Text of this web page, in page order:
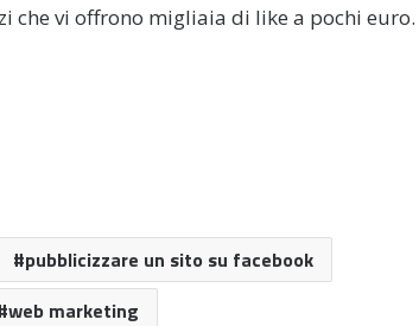
che vi offrono migliaia di like a pochi euro.
pubblicizzare un sito su facebook
web marketing